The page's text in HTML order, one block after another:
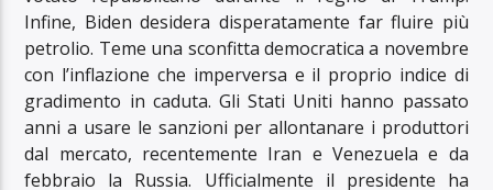
Infine, Biden desidera disperatamente far fluire più
petrolio. Teme una sconfitta democratica a novembre
con l’inflazione che imperversa e il proprio indice di
gradimento in caduta. Gli Stati Uniti hanno passato
anni a usare le sanzioni per allontanare i produttori
dal mercato, recentemente Iran e Venezuela e da
febbraio la Russia. Ufficialmente il presidente ha